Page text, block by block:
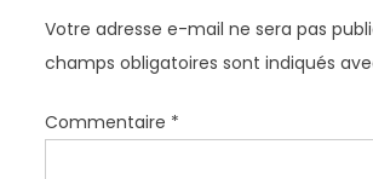
n
d
e
l
Votre adresse e-mail ne sera pas
champs obligatoires sont indiqués
Commentaire *